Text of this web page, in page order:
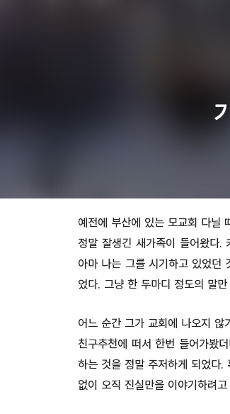
예전에 부산에 있는 모교회 다닐
정말 잘생긴 새가족이 들어왔다.
아마 나는 그를 시기하고 있었던
었다. 그냥 한 두마디 정도의 말
어느 순간 그가 교회에 나오지
친구추천에 떠서 한번 들어가봤
하는 것을 정말 주저하게 되었다.
없이 오직 진실만을 이야기하려고